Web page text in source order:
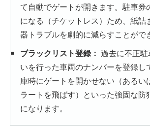
て自動でゲートが開きます。駐車券
になる（チケットレス）ため、紙詰
器トラブルを劇的に減らすことがで
ブラックリスト登録： 過去に不正
いを行った車両のナンバーを登録し
庫時にゲートを開かせない（あるい
ラートを飛ばす）といった強固な防
になります。